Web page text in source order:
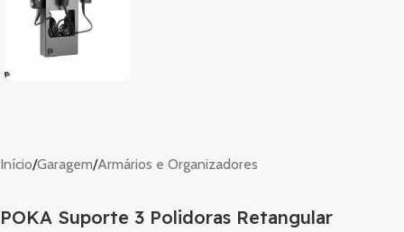
Início/Garagem/Armários e Organizadores
POKA Suporte 3 Polidoras Retangular